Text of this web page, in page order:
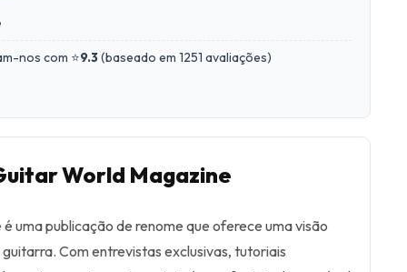
nos com ⭐9.3(baseado em 1251 avaliações)
World Magazine
uma publicação de renome que oferece uma visão
Com entrevistas exclusivas, tutoriais